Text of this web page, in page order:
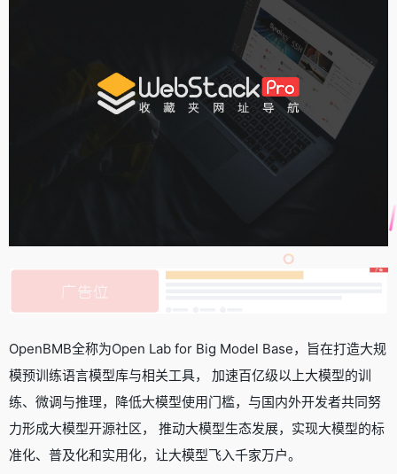
OpenBMB全称为Open Lab for Big Model Base，旨在打造大规
模预训练语言模型库与相关工具， 加速百亿级以上大模型的训
练、微调与推理，降低大模型使用门槛，与国内外开发者共同努
力形成大模型开源社区， 推动大模型生态发展，实现大模型的标
准化、普及化和实用化，让大模型飞入千家万户。